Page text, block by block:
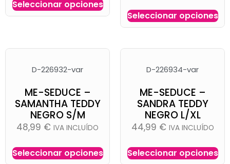
Seleccionar opciones
Seleccionar opciones
D-226932-var
ME-SEDUCE –
SAMANTHA TEDDY
NEGRO S/M
48,99 € IVA INCLUÍDO
Seleccionar opciones
D-226934-var
ME-SEDUCE –
SANDRA TEDDY
NEGRO L/XL
44,99 € IVA INCLUÍDO
Seleccionar opciones